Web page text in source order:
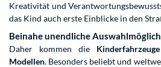
Kreativität und
das Kind auch erste Einblicke in den
Beinahe unendliche
Daher kommen die
Modellen. Besonders beliebt und